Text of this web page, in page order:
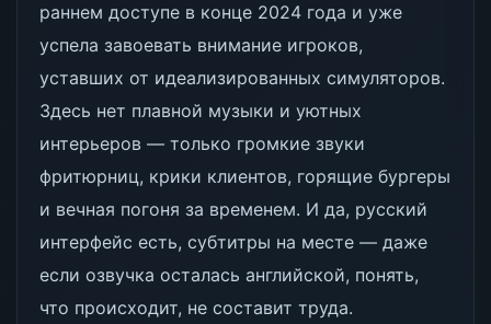
раннем доступе в конце 2024 года и уже
успела завоевать внимание игроков,
уставших от идеализированных симуляторов.
Здесь нет плавной музыки и уютных
интерьеров — только громкие звуки
фритюрниц, крики клиентов, горящие бургеры
и вечная погоня за временем. И да, русский
интерфейс есть, субтитры на месте — даже
если озвучка осталась английской, понять,
что происходит, не составит труда.